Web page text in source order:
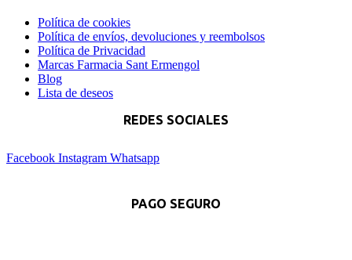
Política de cookies
Política de envíos, devoluciones y reembolsos
Política de Privacidad
Marcas Farmacia Sant Ermengol
Blog
Lista de deseos
REDES SOCIALES
Facebook Instagram Whatsapp
PAGO SEGURO